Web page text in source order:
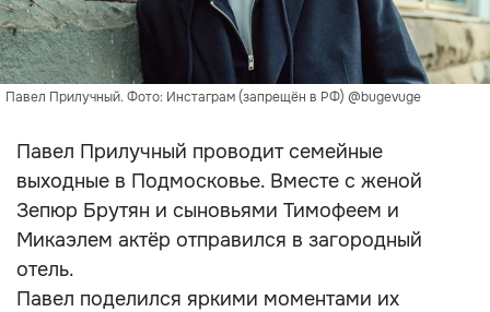
Павел Прилучный. Фото: Инстаграм (запрещён в РФ) @bugevuge
Павел Прилучный проводит семейные
выходные в Подмосковье. Вместе с женой
Зепюр Брутян и сыновьями Тимофеем и
Микаэлем актёр отправился в загородный
отель.
Павел поделился яркими моментами их